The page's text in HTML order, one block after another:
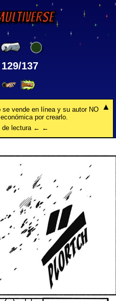
137
vende en línea y su autor NO
por crearlo.
lectura ← ←